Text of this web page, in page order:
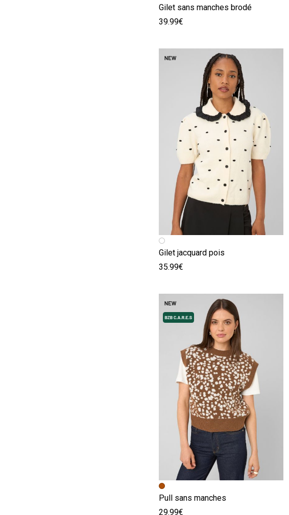
Gilet sans manches brodé
39.99€
Image précédente
Image suivante
Gilet jacquard pois
35.99€
Image précédente
Image suivante
Pull sans manches
29.99€